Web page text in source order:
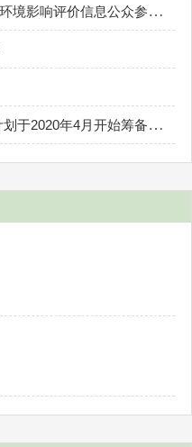
内蒙古宜达化学科技有限公司环境影响评价信息公众参与报批前公示
二期建设用地5.4万平方米，计划于2020年4月开始筹备、建设